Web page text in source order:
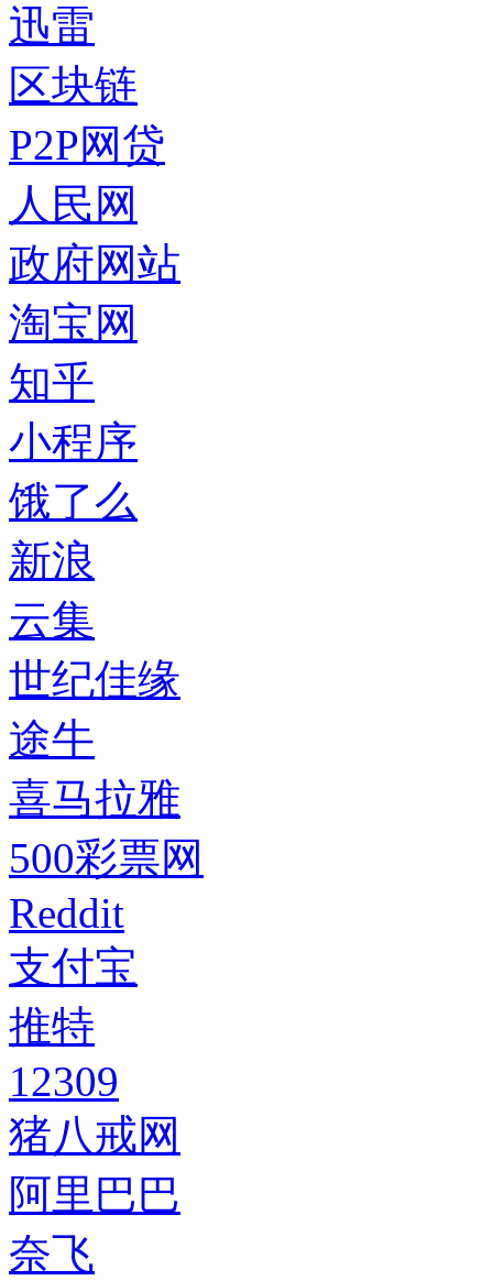
迅雷
区块链
P2P网贷
人民网
政府网站
淘宝网
知乎
小程序
饿了么
新浪
云集
世纪佳缘
途牛
喜马拉雅
500彩票网
Reddit
支付宝
推特
12309
猪八戒网
阿里巴巴
奈飞